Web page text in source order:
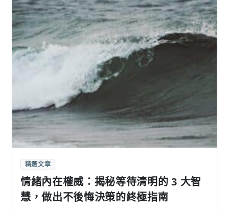
精選文章
情緒內在權威：揭秘等待清明的 3 大智
慧，做出不後悔決策的終極指南